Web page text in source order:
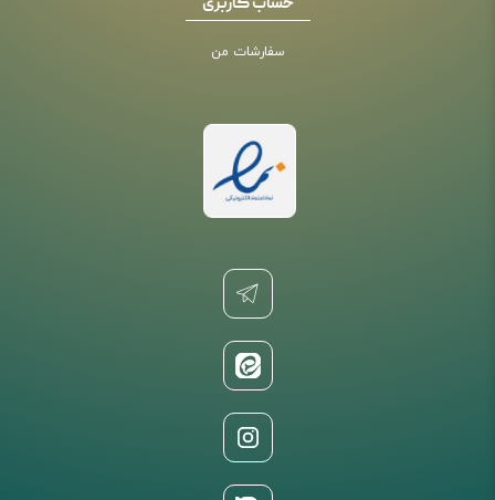
سفارشات من